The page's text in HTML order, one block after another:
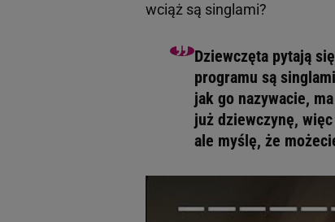
wciąż są singlami?
Dziewczęta pytają
programu są
jak go nazywacie,
już dziewczynę,
ale myślę, że